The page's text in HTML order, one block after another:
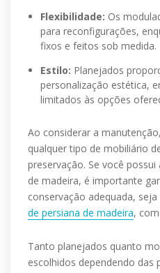
Flexibilidade: Os
para reconfigurações,
fixos e feitos sob medida.
Estilo: Planejados
personalização estética,
limitados às opções
Ao considerar a
qualquer tipo de mobiliário
preservação. Se você
de madeira, é importante
conservação adequada,
de persiana de madeira,
Tanto planejados quanto
escolhidos dependendo das